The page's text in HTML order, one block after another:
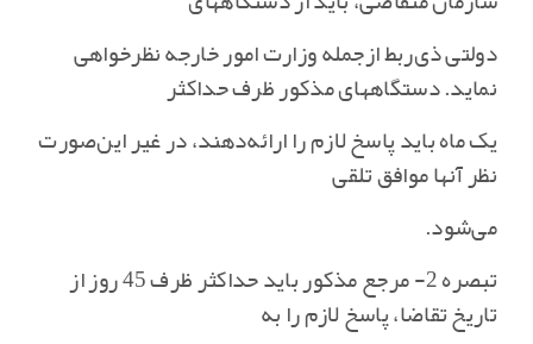
دولتی ذی‌ربط ازجمله وزارت امور خارجه نظرخواهی
نماید. دستگاههای مذکور ظرف حداکثر
یک ماه باید پاسخ لازم را ارائه‌دهند، در غیر این‌صورت
نظر آنها موافق تلقی
می‌شود.
تبصره 2- مرجع مذکور باید حداکثر ظرف 45 روز از
تاریخ تقاضا، پاسخ لازم را به